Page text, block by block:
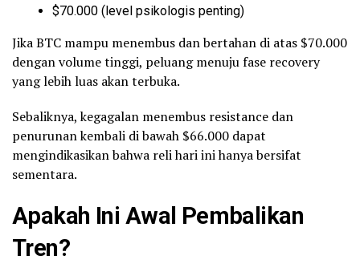
$70.000 (level psikologis penting)
Jika BTC mampu menembus dan bertahan di atas $70.000
dengan volume tinggi, peluang menuju fase recovery
yang lebih luas akan terbuka.
Sebaliknya, kegagalan menembus resistance dan
penurunan kembali di bawah $66.000 dapat
mengindikasikan bahwa reli hari ini hanya bersifat
sementara.
Apakah Ini Awal Pembalikan
Tren?